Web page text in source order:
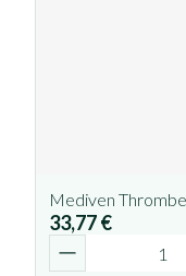
Mediven
33,77 €